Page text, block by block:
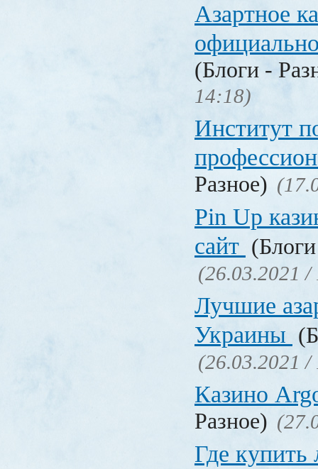
Азартное
(Блоги -
14:18)
Институт
Разное)
Pin Up
сайт
(26.03.2021 /
Лучшие
Украины
(26.03.2021 /
Казино
Разное)
Где купить